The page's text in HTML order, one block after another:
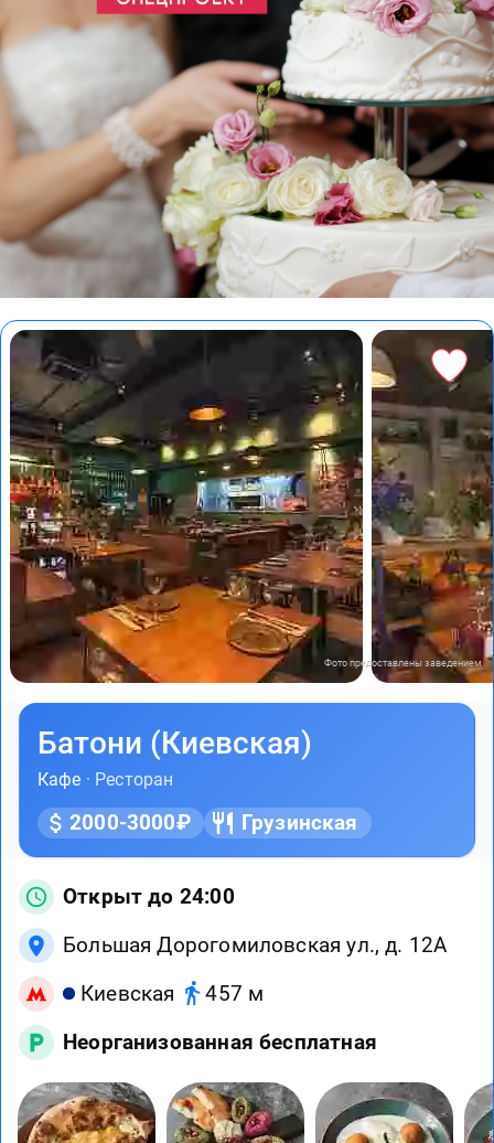
Фото предоставлены заведением
Батони (Киевская)
Кафе · Ресторан
2000-3000₽ Грузинская
Открыт до 24:00
Большая Дорогомиловская ул., д. 12А
Киевская
457 м
Неорганизованная бесплатная